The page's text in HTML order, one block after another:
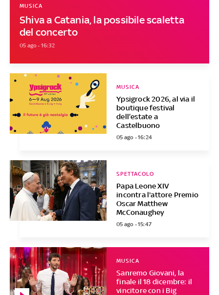
Shiva a Catania, la possibile scaletta
del concerto
MUSICA
05 ago - 16:32
Ypsigrock 2026, al via il
boutique festival
dell’estate a
Castelbuono
MUSICA
05 ago - 16:24
Papa Leone XIV
incontra l'attore Premio
Oscar Matthew
McConaughey
SPETTACOLO
05 ago - 15:47
Sanremo Giovani, la
finale il 18 dicembre: il
vincitore con i Big
MUSICA